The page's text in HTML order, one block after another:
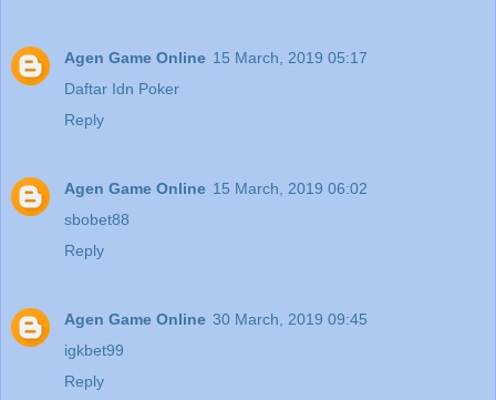
Agen Game Online 15 March, 2019 05:17
Daftar Idn Poker
Reply
Agen Game Online 15 March, 2019 06:02
sbobet88
Reply
Agen Game Online 30 March, 2019 09:45
igkbet99
Reply